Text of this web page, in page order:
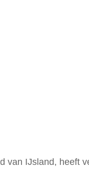
van IJsland, heeft